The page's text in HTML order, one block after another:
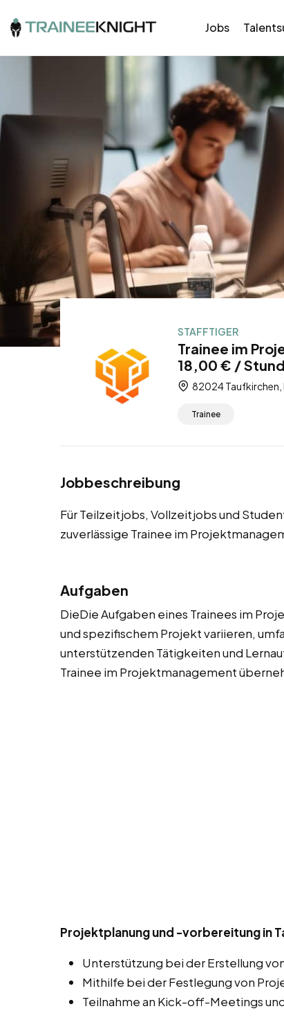
Jobs
STAFFTIGER
Trainee im
18,00 € /
82024 Taufkirchen,
Trainee
Jobbeschreibung
Für Teilzeitjobs, Vollzeitjobs und
zuverlässige Trainee im
Aufgaben
DieDie Aufgaben eines Trainees im
und spezifischem Projekt variieren,
unterstützenden Tätigkeiten und
Trainee im Projektmanagement
Projektplanung und -vorbereitung in
Unterstützung bei der Erstellung
Mithilfe bei der Festlegung von
Teilnahme an Kick-off-Meetings